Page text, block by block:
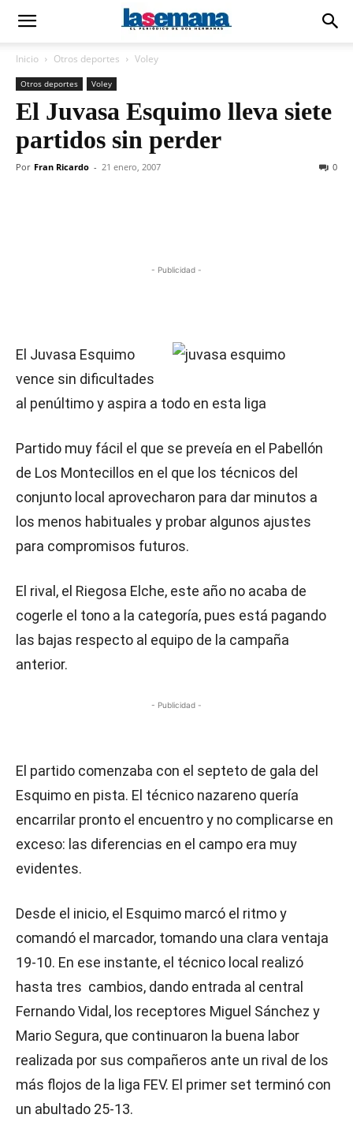
Inicio Otros deportes Voley
Otros deportes Voley
El Juvasa Esquimo lleva siete
partidos sin perder
Por Fran Ricardo - 21 enero, 2007 0
- Publicidad -
El Juvasa Esquimo
vence sin dificultades
al penúltimo y aspira a todo en esta liga
Partido muy fácil el que se preveía en el Pabellón
de Los Montecillos en el que los técnicos del
conjunto local aprovecharon para dar minutos a
los menos habituales y probar algunos ajustes
para compromisos futuros.
El rival, el Riegosa Elche, este año no acaba de
cogerle el tono a la categoría, pues está pagando
las bajas respecto al equipo de la campaña
anterior.
- Publicidad -
El partido comenzaba con el septeto de gala del
Esquimo en pista. El técnico nazareno quería
encarrilar pronto el encuentro y no complicarse en
exceso: las diferencias en el campo era muy
evidentes.
Desde el inicio, el Esquimo marcó el ritmo y
comandó el marcador, tomando una clara ventaja
19-10. En ese instante, el técnico local realizó
hasta tres cambios, dando entrada al central
Fernando Vidal, los receptores Miguel Sánchez y
Mario Segura, que continuaron la buena labor
realizada por sus compañeros ante un rival de los
más flojos de la liga FEV. El primer set terminó con
un abultado 25-13.